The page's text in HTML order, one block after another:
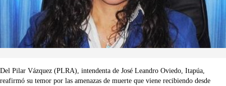
Del Pilar Vázquez (PLRA), intendenta de José Leandro Oviedo, Itapúa,
reafirmó su temor por las amenazas de muerte que viene recibiendo desde